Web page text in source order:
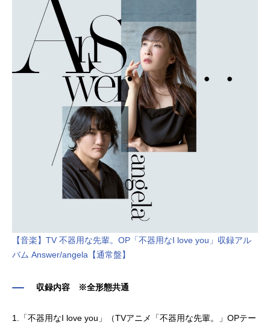
【音楽】TV 不器用な先輩。OP「不器用なI love you」収録アル
バム Answer/angela【通常盤】
収録内容 ※全形態共通
1.「不器用なI love you」（TVアニメ「不器用な先輩。」OPテー